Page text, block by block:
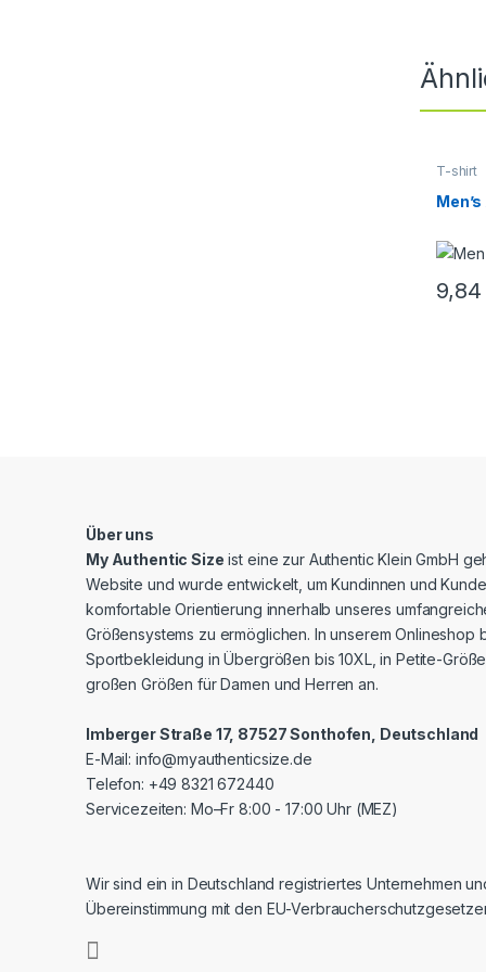
T-shirt
Über uns
My Authentic Size ist eine zur Authentic Klein GmbH
Website und wurde entwickelt, um Kundinnen und
komfortable Orientierung innerhalb unseres
Größensystems zu ermöglichen. In unserem Onlineshop
Sportbekleidung in Übergrößen bis 10XL, in Petite-
großen Größen für Damen und Herren an.
Imberger Straße 17, 87527 Sonthofen, Deutschland
E-Mail: info@myauthenticsize.de
Telefon: +49 8321 672440
Servicezeiten: Mo–Fr 8:00 - 17:00 Uhr (MEZ)
Wir sind ein in Deutschland registriertes Unternehmen
Übereinstimmung mit den EU-